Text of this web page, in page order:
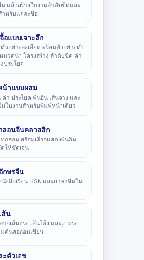
แล้วสร้างใบงานลำดับขีดและ
ำหรับแต่ละชื่อ
อแบบเจาะลึก
วอย่างละเอียด พร้อมตัวอย่างตัว
วดนำ โครงสร้าง ลำดับขีด คำ
ประโยค
น้าแบบผสม
คำ ประโยค พินอิน เส้นจาง และ
ใบงานสำหรับพิมพ์หน้าเดียว
ลอนจีนคลาสสิก
กลอน พร้อมเลือกแสดงพินอิน
ให้ชัดเจน
กษรจีน
งสือเรียน HSK และภาษาจีนใน
ส้น
กเส้นตรง เส้นโค้ง และรูปทรง
ดินสอก่อนเขียน
ะตัวเลข